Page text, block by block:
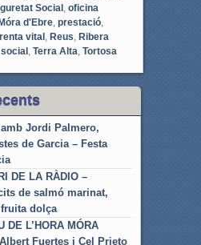
Social , oficina
d'Ebre, prestació,
renta vital , Reus, Ribera
, Terra Alta, Tortosa
amb Jordi Palmero,
de Garcia – Festa
DE LA RÀDIO –
de salmó marinat,
dolça
DE L’HORA MÓRA
Albert Fuertes i Cel Prieto